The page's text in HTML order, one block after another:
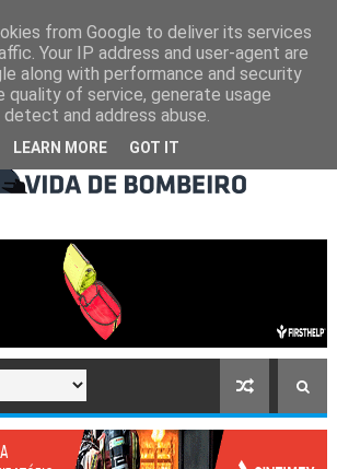
from Google to deliver its services
Your IP address and user-agent are
along with performance and security
quality of service, generate usage
and address abuse.
LEARN MORE GOT IT